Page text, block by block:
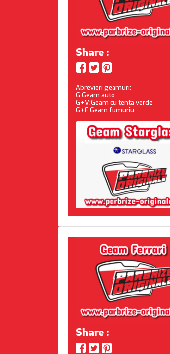
Share :
Abrevieri geamuri:
G:Geam auto
G+V:Geam cu tenta verde
G+F:Geam fumuriu
Share :